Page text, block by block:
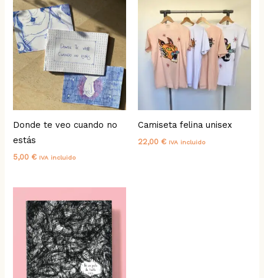
Donde te veo cuando no
estás
5,00 € IVA incluido
Camiseta felina unisex
22,00 € IVA incluido